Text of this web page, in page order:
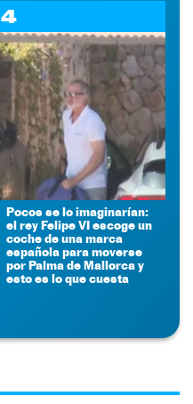
4
Pocos se lo imaginarían:
el rey Felipe VI escoge un
coche de una marca
española para moverse
por Palma de Mallorca y
esto es lo que cuesta